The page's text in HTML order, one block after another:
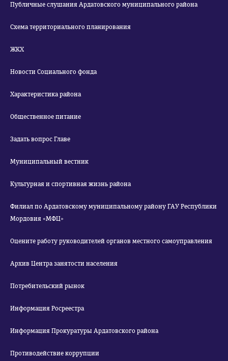
Публичные слушания Ардатовского муниципального района
Схема территориального планирования
ЖКХ
Новости Социального фонда
Характеристика района
Общественное питание
Задать вопрос Главе
Муниципальный вестник
Культурная и спортивная жизнь района
Филиал по Ардатовскому муниципальному району ГАУ Республики
Мордовия «МФЦ»
Оцените работу руководителей органов местного самоуправления
Архив Центра занятости населения
Потребительский рынок
Информация Росреестра
Информация Прокуратуры Ардатовского района
Противодействие коррупции